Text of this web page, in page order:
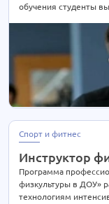
обучения студенты
СОКРАЩЕНА В 2
или отправьте нам
Спорт и фитнес
Инструктор
Программа
физкультуры в ДОУ»
технологиям